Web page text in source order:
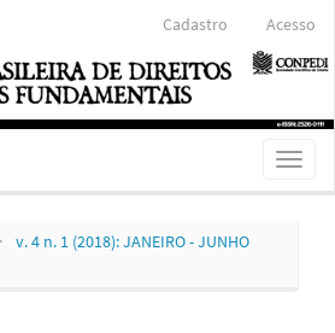
Cadastro Acesso
Toggle
v. 4 n. 1 (2018): JANEIRO - JUNHO